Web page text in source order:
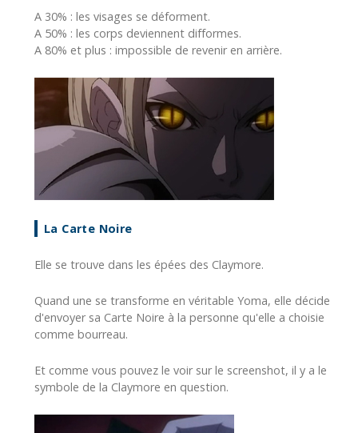
A 30% : les visages se déforment.
A 50% : les corps deviennent difformes.
A 80% et plus : impossible de revenir en arrière.
La Carte Noire
Elle se trouve dans les épées des Claymore.
Quand une se transforme en véritable Yoma, elle décide
d'envoyer sa Carte Noire à la personne qu'elle a choisie
comme bourreau.
Et comme vous pouvez le voir sur le screenshot, il y a le
symbole de la Claymore en question.